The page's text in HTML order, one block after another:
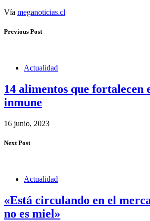
Vía meganoticias.cl
Previous Post
Actualidad
14 alimentos que fortalecen
inmune
16 junio, 2023
Next Post
Actualidad
«Está circulando en el
no es miel»